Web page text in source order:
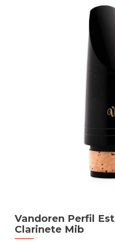
Vandoren Perfil
Clarinete Mib